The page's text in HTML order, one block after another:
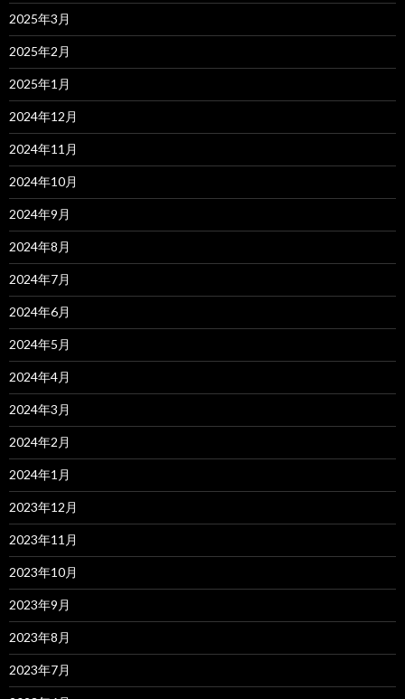
2025年3月
2025年2月
2025年1月
2024年12月
2024年11月
2024年10月
2024年9月
2024年8月
2024年7月
2024年6月
2024年5月
2024年4月
2024年3月
2024年2月
2024年1月
2023年12月
2023年11月
2023年10月
2023年9月
2023年8月
2023年7月